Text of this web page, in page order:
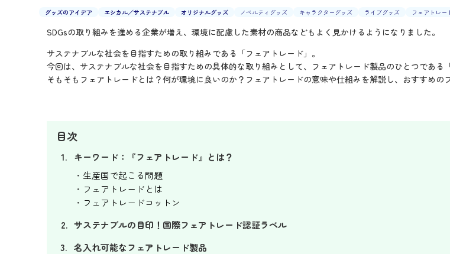
グッズのアイデア エシカル／サステナブル オリジナルグッズ ノベルティグッズ キャラクターグッズ ライブグッズ フェアトレー
SDGsの取り組みを進める企業が増え、環境に配慮した素材の商品などもよく見かけるようになりました。
サステナブルな社会を目指すための取り組みである「フェアトレード」。
今回は、サステナブルな社会を目指すための具体的な取り組みとして、フェアトレード製品のひとつである
そもそもフェアトレードとは？何が環境に良いのか？フェアトレードの意味や仕組みを解説し、おすすめの
目次
キーワード：『フェアトレード』とは？
生産国で起こる問題
フェアトレードとは
フェアトレードコットン
サステナブルの目印！国際フェアトレード認証ラベル
名入れ可能なフェアトレード製品